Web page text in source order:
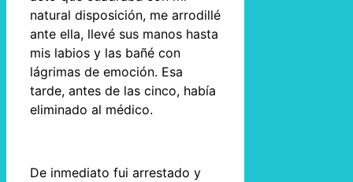
natural disposición, me arrodillé
ante ella, llevé sus manos hasta
mis labios y las bañé con
lágrimas de emoción. Esa
tarde, antes de las cinco, había
eliminado al médico.
De inmediato fui arrestado y